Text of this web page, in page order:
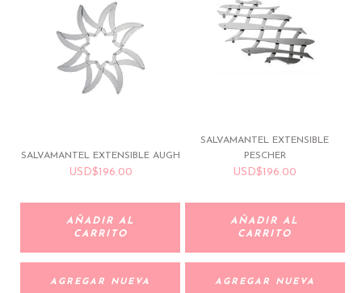
SALVAMANTEL EXTENSIBLE AUGH
USD$196.00
AÑADIR AL
CARRITO
AGREGAR NUEVA
SALVAMANTEL EXTENSIBLE
PESCHER
USD$196.00
AÑADIR AL
CARRITO
AGREGAR NUEVA